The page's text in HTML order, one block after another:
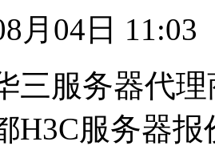
月04日 11:03
三服务器代
H3C服务器